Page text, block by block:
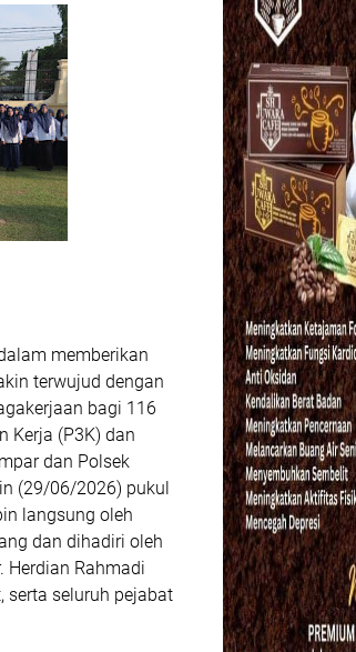
memberikan
terwujud dengan
bagi 116
Kerja (P3K) dan
dan Polsek
(29/06/2026) pukul
langsung oleh
dan dihadiri oleh
Herdian Rahmadi
serta seluruh pejabat